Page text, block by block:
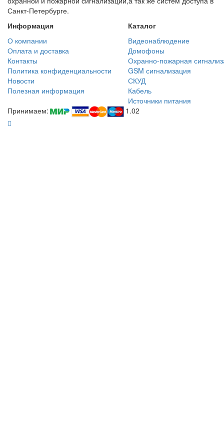
Санкт-Петербурге.
Информация
Каталог
О компании
Видеонаблюдение
Оплата и доставка
Домофоны
Контакты
Охранно-пожарная
Политика конфиденциальности
GSM сигнализация
Новости
СКУД
Полезная информация
Кабель
Источники питания
Принимаем:
1.02